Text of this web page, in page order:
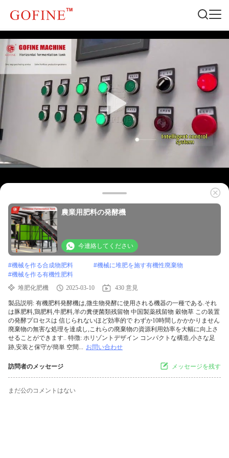
農業用肥料の発酵機
今連絡してください
#機械を作る合成物肥料 #機械に堆肥を施す有機性廃棄物
#機械を作る有機性肥料
堆肥化肥機
2025-03-10 430 意見
製品説明: 有機肥料発酵機は,微生物発酵に使用される機器の一種である.それ
は豚肥料,鶏肥料,牛肥料,羊の糞便菌類残留物 中国製薬残留物 穀物草 この装置
の発酵プロセスは 信じられないほど効率的で わずか10時間しかかかりません
廃棄物の無害な処理を達成し,これらの廃棄物の資源利用効率を大幅に向上さ
せることができます.. 特徴: ホリゾントデザイン コンパクトな構造,小さな足
跡,安装と保守が簡単 空間... お問い合わせ
訪問者のメッセージ メッセージを残す
まだ公のコメントはない